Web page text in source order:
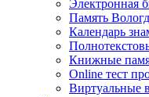
Электронная
Память
Календарь
Книжные
Online тест
Виртуальные